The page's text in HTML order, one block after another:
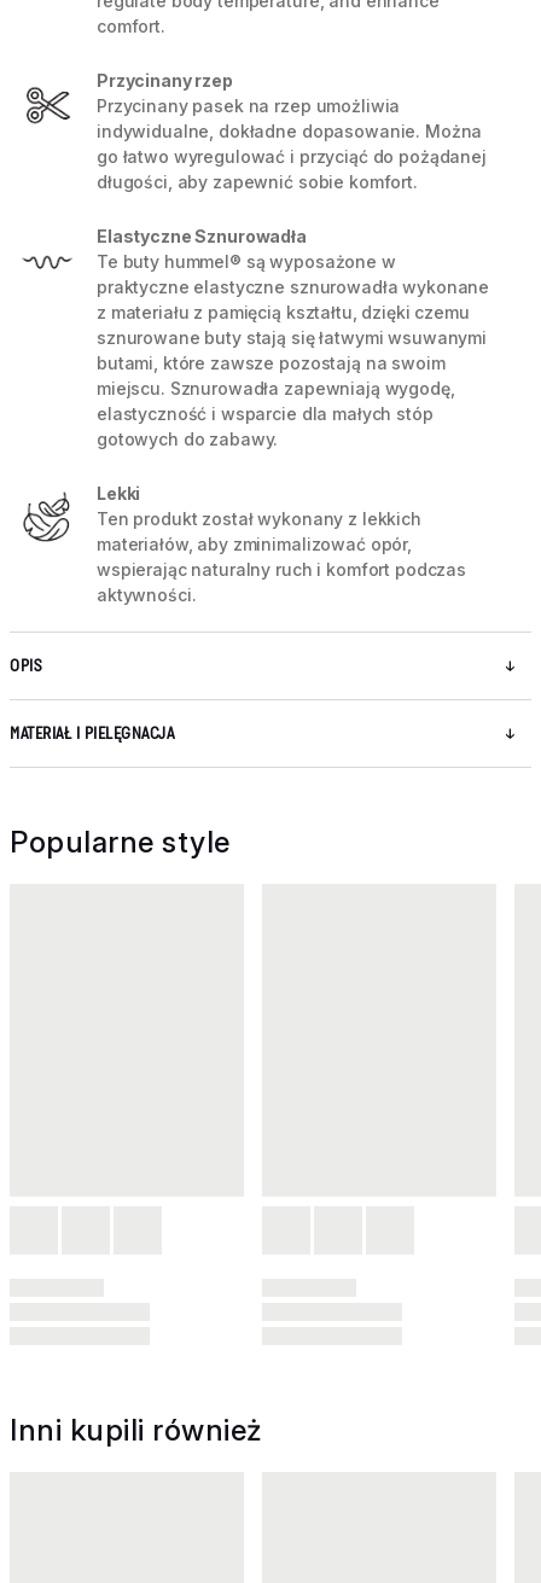
comfort.
Przycinany rzep
Przycinany pasek na rzep umożliwia
indywidualne, dokładne dopasowanie. Można
go łatwo wyregulować i przyciąć do pożądanej
długości, aby zapewnić sobie komfort.
Elastyczne Sznurowadła
Te buty hummel® są wyposażone w
praktyczne elastyczne sznurowadła wykonane
z materiału z pamięcią kształtu, dzięki czemu
sznurowane buty stają się łatwymi wsuwanymi
butami, które zawsze pozostają na swoim
miejscu. Sznurowadła zapewniają wygodę,
elastyczność i wsparcie dla małych stóp
gotowych do zabawy.
Lekki
Ten produkt został wykonany z lekkich
materiałów, aby zminimalizować opór,
wspierając naturalny ruch i komfort podczas
aktywności.
OPIS
MATERIAŁ I PIELĘGNACJA
Popularne style
Inni kupili również